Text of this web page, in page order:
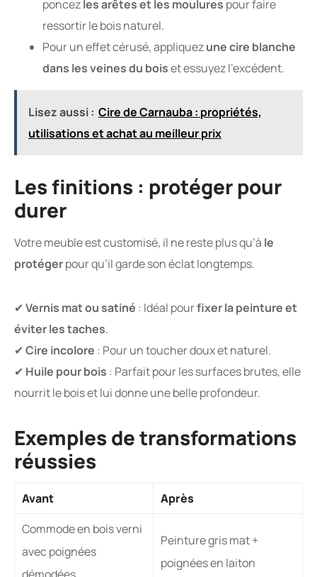
poncezles arêtes et les moulures pour faire
ressortir le bois naturel.
Pour un effet cérusé, appliquezune cire blanche
dans les veines du boiset essuyez l’excédent.
Lisez aussi : Cire de Carnauba : propriétés,
utilisations et achat au meilleur prix
Les finitions : protéger pour
durer
Votre meuble est customisé, il ne reste plus qu’à le
protégerpour qu’il garde son éclat longtemps.
✔Vernis mat ou satiné : Idéal pourfixer la peinture et
éviter les taches.
✔Cire incolore : Pour un toucher doux et naturel.
✔ Huile pour bois : Parfait pour les surfaces brutes, elle
nourrit le bois et lui donne une belle profondeur.
Exemples de transformations
réussies
Avant
Après
Commode en bois verni
avec poignées
Peinture gris mat +
poignées en laiton